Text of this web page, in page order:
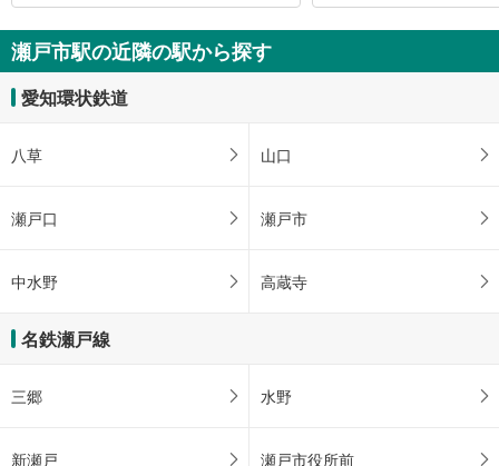
瀬戸市駅の近隣の駅から探す
愛知環状鉄道
八草 山口
瀬戸口 瀬戸市
中水野 高蔵寺
名鉄瀬戸線
三郷 水野
新瀬戸 瀬戸市役所前